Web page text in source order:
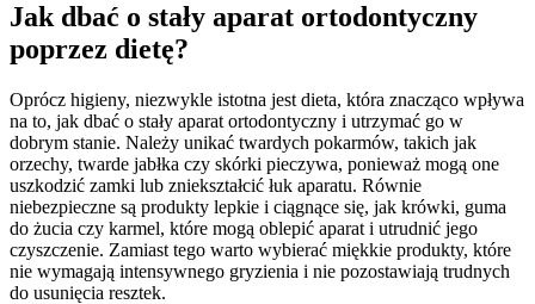
Jak dbać o stały aparat ortodontyczny
poprzez dietę?
Oprócz higieny, niezwykle istotna jest dieta, która znacząco wpływa
na to, jak dbać o stały aparat ortodontyczny i utrzymać go w
dobrym stanie. Należy unikać twardych pokarmów, takich jak
orzechy, twarde jabłka czy skórki pieczywa, ponieważ mogą one
uszkodzić zamki lub zniekształcić łuk aparatu. Równie
niebezpieczne są produkty lepkie i ciągnące się, jak krówki, guma
do żucia czy karmel, które mogą oblepić aparat i utrudnić jego
czyszczenie. Zamiast tego warto wybierać miękkie produkty, które
nie wymagają intensywnego gryzienia i nie pozostawiają trudnych
do usunięcia resztek.